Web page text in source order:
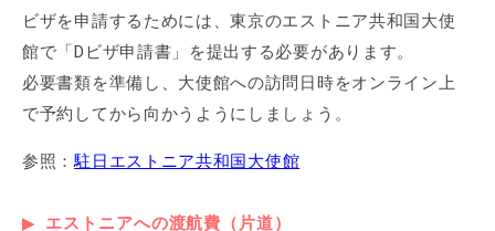
ビザを申請するためには、東京のエストニア共和国大使
館で「Dビザ申請書」を提出する必要があります。
必要書類を準備し、大使館への訪問日時をオンライン上
で予約してから向かうようにしましょう。
参照：駐日エストニア共和国大使館
エストニアへの渡航費（片道）